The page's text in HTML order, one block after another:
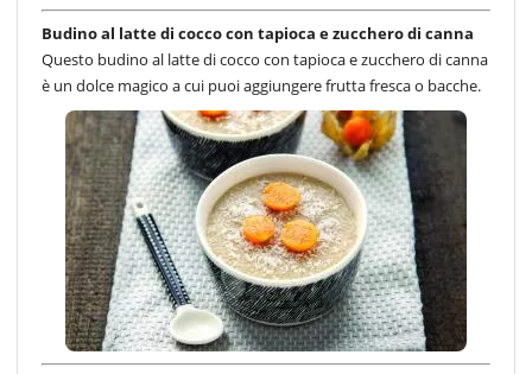
Budino al latte di cocco con tapioca e zucchero di canna
Questo budino al latte di cocco con tapioca e zucchero di canna
è un dolce magico a cui puoi aggiungere frutta fresca o bacche.